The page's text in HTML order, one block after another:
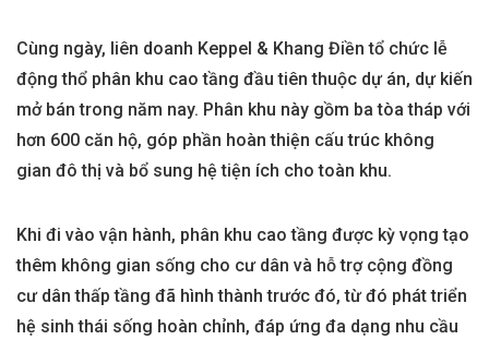
Cùng ngày, liên doanh Keppel & Khang Điền tổ chức lễ
động thổ phân khu cao tầng đầu tiên thuộc dự án, dự kiến
mở bán trong năm nay. Phân khu này gồm ba tòa tháp với
hơn 600 căn hộ, góp phần hoàn thiện cấu trúc không
gian đô thị và bổ sung hệ tiện ích cho toàn khu.
Khi đi vào vận hành, phân khu cao tầng được kỳ vọng tạo
thêm không gian sống cho cư dân và hỗ trợ cộng đồng
cư dân thấp tầng đã hình thành trước đó, từ đó phát triển
hệ sinh thái sống hoàn chỉnh, đáp ứng đa dạng nhu cầu